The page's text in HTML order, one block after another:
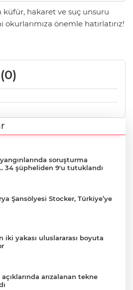
küfür, hakaret ve suç unsuru
önemle hatırlatırız!
0)
soruşturma
34 şüpheliden 9'u tutuklandı
Şansölyesi Stocker, Türkiye’ye
iki yakası uluslararası boyuta
arızalanan tekne